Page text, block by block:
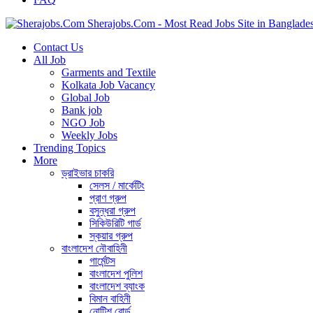
Sherajobs.Com - Most Read Jobs Site in
Contact Us
All Job
Garments and Textile
Kolkata Job Vacancy
Global Job
Bank job
NGO Job
Weekly Jobs
Trending Topics
More
ড্রাইভার চাকরি
সেলস / মার্কেটিং
প্রাণ গ্রুপ
বসুন্ধরা গ্রুপ
সিকিউরিটি গার্ড
স্কয়ার গ্রুপ
বাংলাদেশ নৌবাহিনী
গার্মেন্টস
বাংলাদেশ পুলিশ
বাংলাদেশ ব্যাংক
বিমান বাহিনী